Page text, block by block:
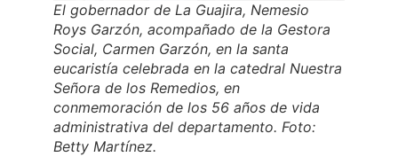
El gobernador de La Guajira, Nemesio
Roys Garzón, acompañado de la Gestora
Social, Carmen Garzón, en la santa
eucaristía celebrada en la catedral Nuestra
Señora de los Remedios, en
conmemoración de los 56 años de vida
administrativa del departamento. Foto:
Betty Martínez.